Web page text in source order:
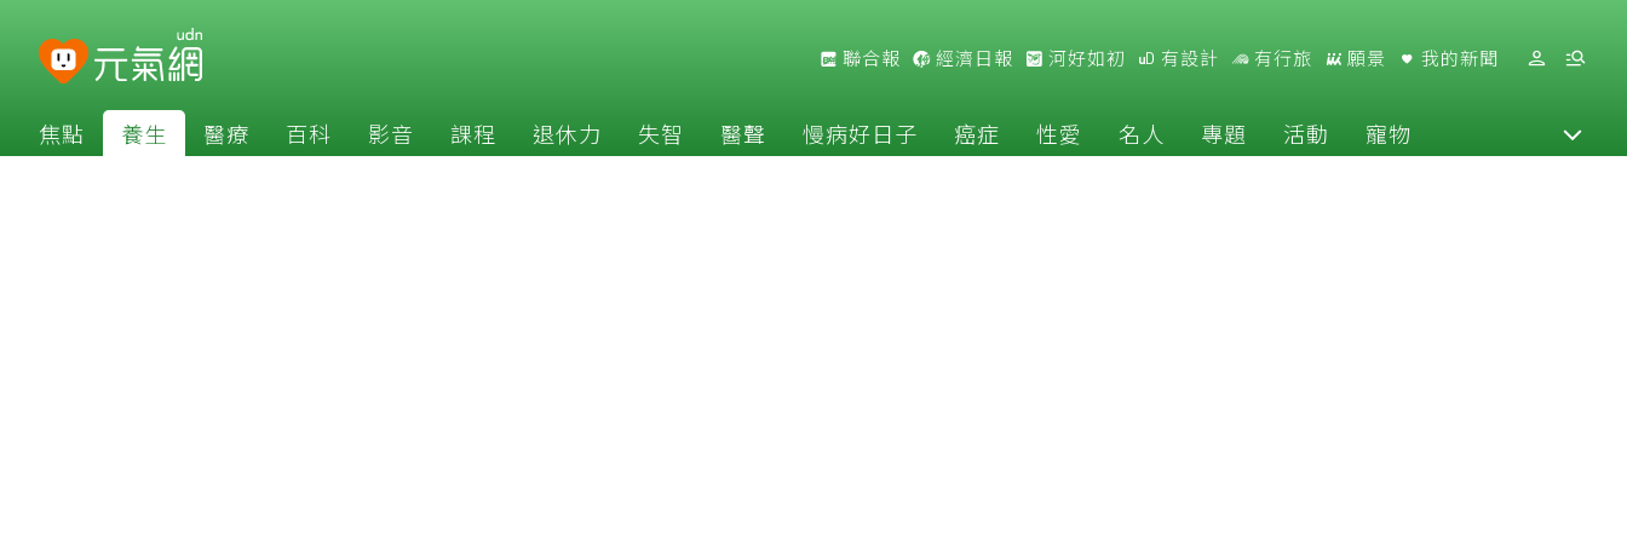
聯合報 經濟日報 河好如初 有設計 有行旅 願景 我的新聞
焦點 養生 醫療 百科 影音 課程 退休力 失智 醫聲 慢病好日子 癌症 性愛 名人 專題 活動 寵物